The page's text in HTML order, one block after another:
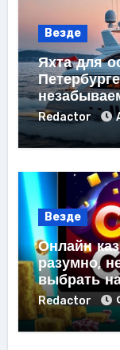
Везде
Яхта для
Redactor
Везде
Онлайн
разумно,
выбрать
Redactor